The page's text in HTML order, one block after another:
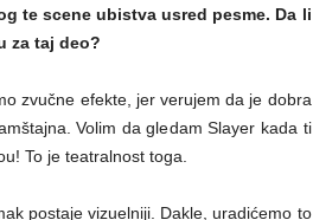
te scene ubistva usred pesme. Da li
za taj deo?
zvučne efekte, jer verujem da je dobra
Volim da gledam Slayer kada ti
To je teatralnost toga.
postaje vizuelniji. Dakle, uradićemo to